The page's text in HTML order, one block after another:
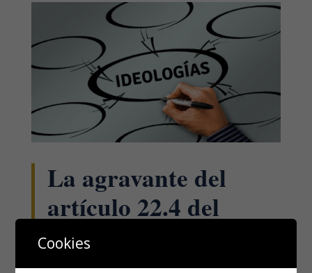
La agravante del
artículo 22.4 del
Código Penal (II).
Discriminación
Cookies